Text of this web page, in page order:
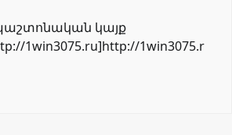
կայք
1win3075.ru]http://1win3075.r